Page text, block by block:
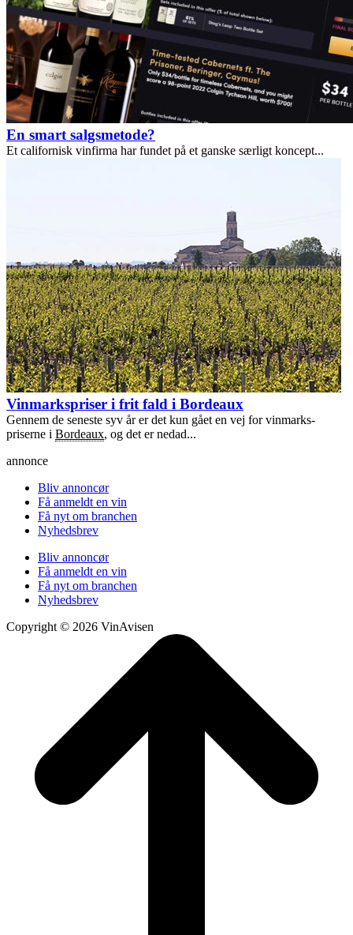
En smart salgsmetode?
Et californisk vinfirma har fundet på et ganske særligt koncept...
Vinmarkspriser i frit fald i Bordeaux
Gennem de seneste syv år er det kun gået en vej for vinmarks-
priserne i Bordeaux, og det er nedad...
annonce
Bliv annoncør
Få anmeldt en vin
Få nyt om branchen
Nyhedsbrev
Bliv annoncør
Få anmeldt en vin
Få nyt om branchen
Nyhedsbrev
Copyright © 2026 VinAvisen